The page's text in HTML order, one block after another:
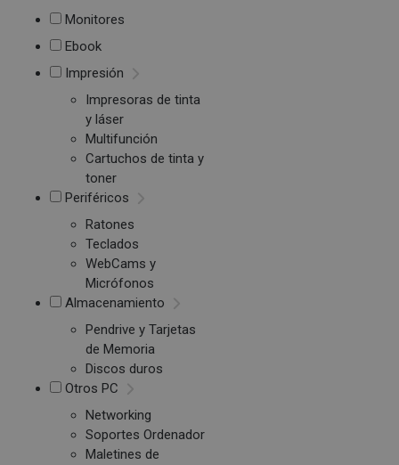
Monitores
Ebook
Impresión
Impresoras de tinta
y láser
Multifunción
Cartuchos de tinta y
toner
Periféricos
Ratones
Teclados
WebCams y
Micrófonos
Almacenamiento
Pendrive y Tarjetas
de Memoria
Discos duros
Otros PC
Networking
Soportes Ordenador
Maletines de